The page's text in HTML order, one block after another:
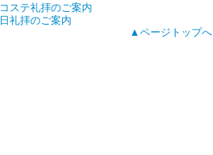
ステ礼拝のご案内
礼拝のご案内
▲ページトップへ